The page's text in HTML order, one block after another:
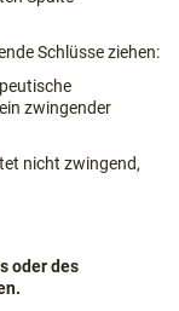
Schlüsse ziehen:
zwingender
nicht zwingend,
oder des